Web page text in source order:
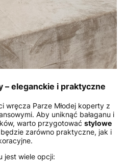
– eleganckie i praktyczne
wręcza Parze Młodej koperty z
Aby uniknąć bałaganu i
warto przygotować stylowe
zarówno praktyczne, jak i
jest wiele opcji: